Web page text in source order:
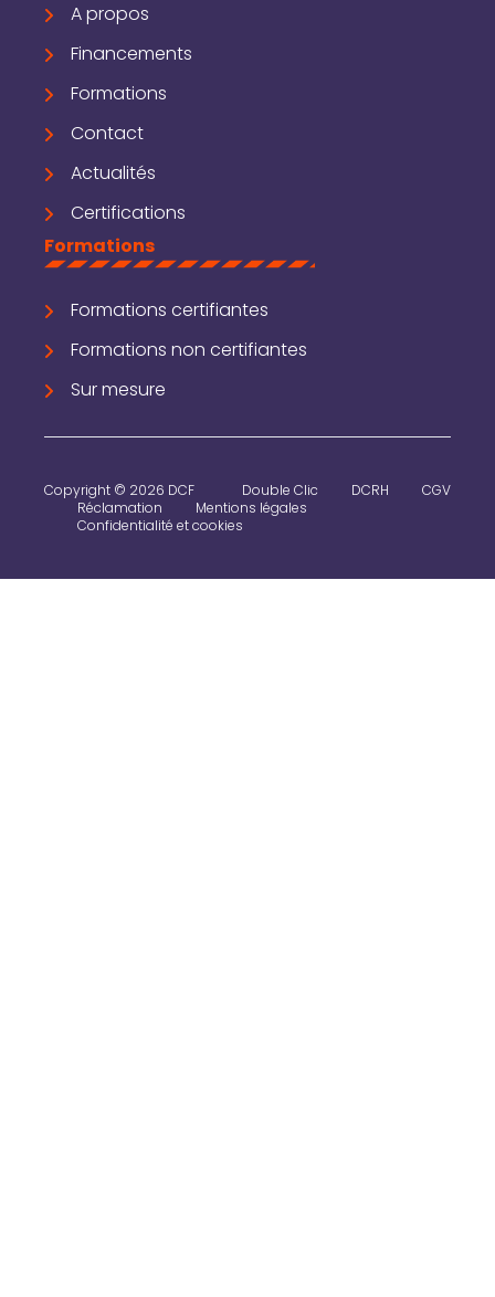
A propos
Financements
Formations
Contact
Actualités
Certifications
Formations
Formations certifiantes
Formations non certifiantes
Sur mesure
Copyright © 2026 DCF Double Clic DCRH
CGV
Réclamation
Mentions légales
Confidentialité et cookies